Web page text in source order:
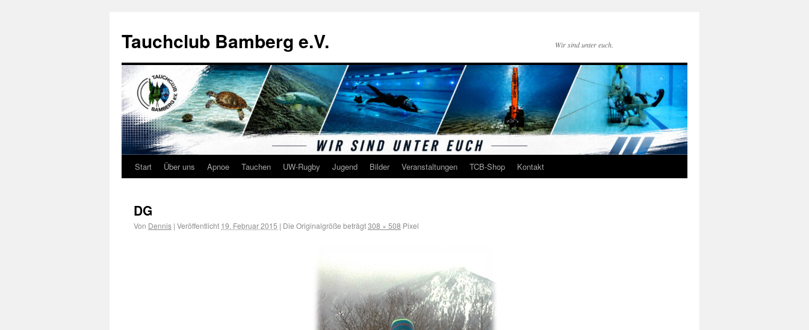
Tauchclub Bamberg e.V. Wir sind unter euch.
Start Über uns Apnoe Tauchen UW-Rugby Jugend Bilder Veranstaltungen TCB-Shop Kontakt
DG
Von Dennis | Veröffentlicht 19. Februar 2015 | Die Originalgröße beträgt308 × 508 Pixel